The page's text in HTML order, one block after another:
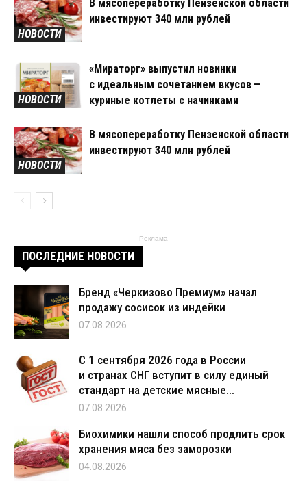
НОВОСТИ
В мясопереработку Пензенской области
инвестируют 340 млн рублей
НОВОСТИ
«Мираторг» выпустил новинки
с идеальным сочетанием вкусов —
куриные котлеты с начинками
НОВОСТИ
В мясопереработку Пензенской области
инвестируют 340 млн рублей
- Реклама -
ПОСЛЕДНИЕ НОВОСТИ
Бренд «Черкизово Премиум» начал
продажу сосисок из индейки
07.08.2026
С 1 сентября 2026 года в России
и странах СНГ вступит в силу единый
стандарт на детские мясные...
07.08.2026
Биохимики нашли способ продлить срок
хранения мяса без заморозки
04.08.2026